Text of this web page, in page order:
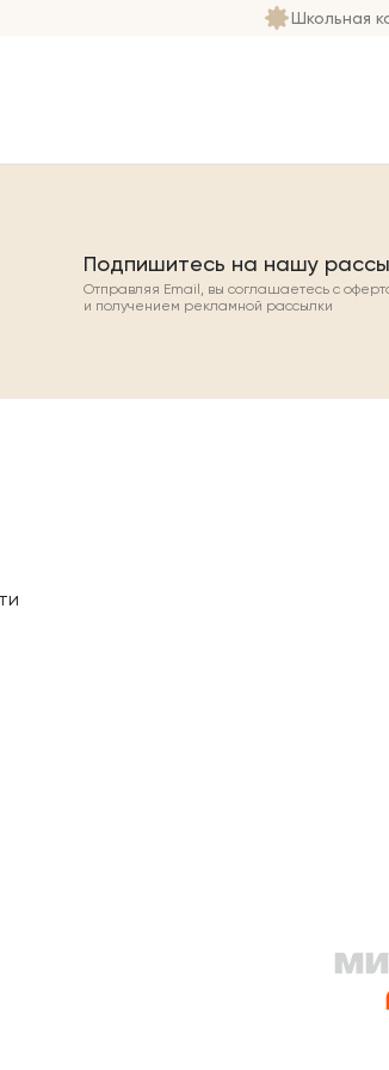
Школьная
Подпишитесь на нашу
Отправляя Email, вы соглашаетесь с
и получением рекламной рассылки